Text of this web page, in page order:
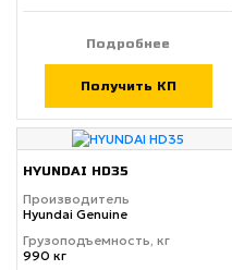
Подробнее
Получить КП
HYUNDAI HD35
Производитель
Hyundai Genuine
Грузоподъемность, кг
990 кг